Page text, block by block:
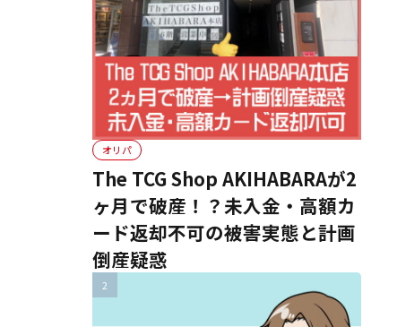
オリパ
The TCG Shop AKIHABARAが2
ヶ月で破産！？未入金・高額カ
ード返却不可の被害実態と計画
倒産疑惑